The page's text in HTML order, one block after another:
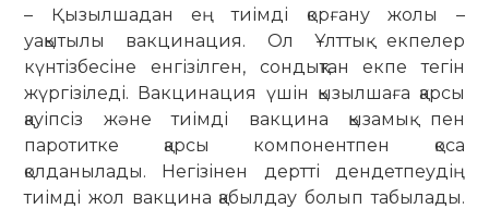
– Қызылшадан ең тиімді қорғану жолы –
уақытылы вакцинация. Ол Ұлттық екпелер
күнтізбесіне енгізілген, сондықтан екпе тегін
жүргізіледі. Вакцинация үшін қызылшаға қарсы
қауіпсіз және тиімді вакцина қызамық пен
паротитке қарсы компонентпен қоса
қолданылады. Негізінен дертті дендетпеудің
тиімді жол вакцина қабылдау болып табылады.